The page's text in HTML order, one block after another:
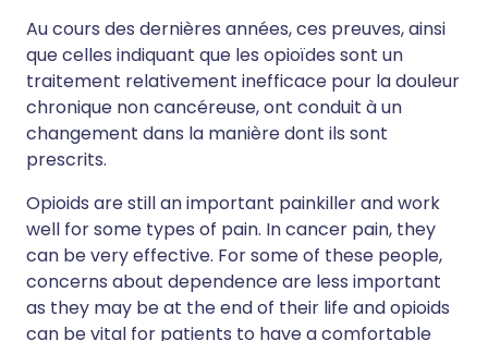
Au cours des dernières années, ces preuves, ainsi
que celles indiquant que les opioïdes sont un
traitement relativement inefficace pour la douleur
chronique non cancéreuse, ont conduit à un
changement dans la manière dont ils sont
prescrits.
Opioids are still an important painkiller and work
well for some types of pain. In cancer pain, they
can be very effective. For some of these people,
concerns about dependence are less important
as they may be at the end of their life and opioids
can be vital for patients to have a comfortable